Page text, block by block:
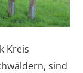
Kreis
sind